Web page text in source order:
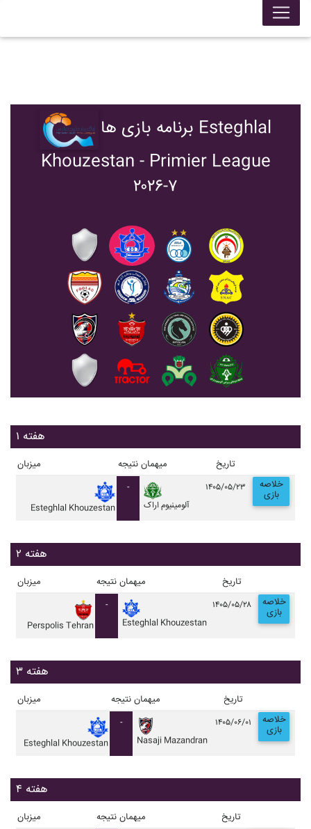
برنامه بازی ها Esteghlal
Khouzestan - Primier League
۲۰۲۶-۷
هفته ۱
میزبان نتیجه میهمان تاریخ
Esteghlal Khouzestan
-
آلومينيوم اراک
۱۴۰۵/۰۵/۲۳ خلاصه
بازی
هفته ۲
میزبان نتیجه میهمان تاریخ
Perspolis Tehran
-
Esteghlal Khouzestan
۱۴۰۵/۰۵/۲۸ خلاصه
بازی
هفته ۳
میزبان نتیجه میهمان تاریخ
Esteghlal Khouzestan
-
Nasaji Mazandran
۱۴۰۵/۰۶/۰۱ خلاصه
بازی
هفته ۴
میزبان نتیجه میهمان تاریخ